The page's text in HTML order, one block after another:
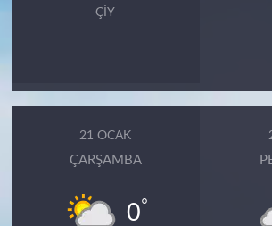
ÇIY
21 OCAK
ÇARŞAMBA
0°